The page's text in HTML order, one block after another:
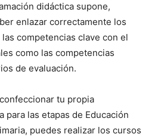
didáctica supone,
enlazar correctamente los
competencias clave con el
como las competencias
de evaluación.
tu propia
para las etapas de Educación
puedes realizar los cursos